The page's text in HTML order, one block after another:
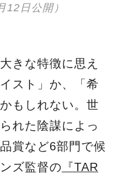
12日公開）
きな特徴に思え
スト」か、「希
もしれない。世
れた陰謀によっ
賞など6部門で候
ズ監督の 『TAR